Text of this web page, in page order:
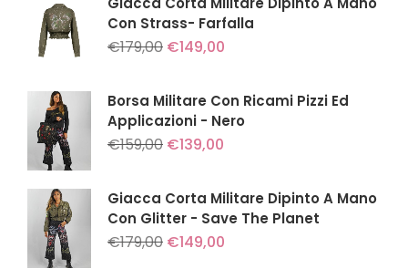
Con Strass- Farfalla
€179,00 Il
prezzo
era:
€179,00.
€149,00
è:
€149,00.
Borsa Militare Con Ricami Pizzi Ed
Applicazioni - Nero
€159,00 Il
prezzo
era:
€159,00.
€139,00
è:
€139,00.
Giacca Corta Militare Dipinto A Mano
Con Glitter - Save The Planet
€179,00 Il
prezzo
€149,00